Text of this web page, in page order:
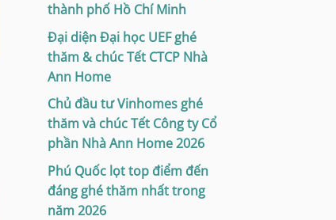
thành phố Hồ Chí Minh
Đại diện Đại học UEF ghé
thăm & chúc Tết CTCP Nhà
Ann Home
Chủ đầu tư Vinhomes ghé
thăm và chúc Tết Công ty Cổ
phần Nhà Ann Home 2026
Phú Quốc lọt top điểm đến
đáng ghé thăm nhất trong
năm 2026